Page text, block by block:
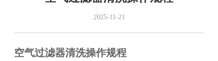
2025-11-21
空气过滤器清洗操作规程